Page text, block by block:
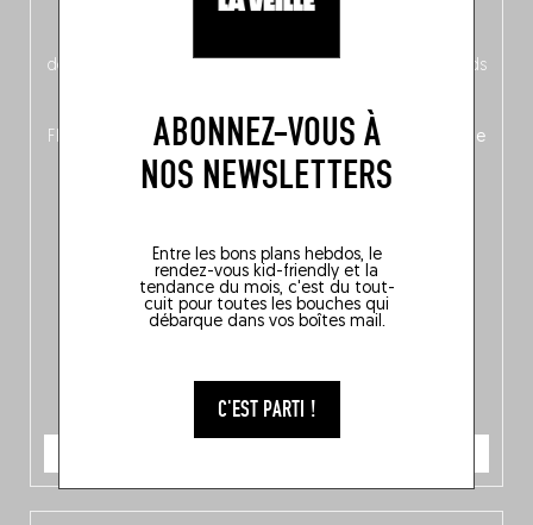
ABONNEZ-VOUS À
NOS NEWSLETTERS
Entre les bons plans hebdos, le
rendez-vous kid-friendly et la
tendance du mois, c'est du tout-
cuit pour toutes les bouches qui
débarque dans vos boîtes mail.
C'EST PARTI !
découvrez
qui met les pieds
langue, mais aussi150 adresses flambant neuves
Flandre, à Bruxelles et en Wallonie, ainsi qu’un palmarès de
10 spots au sommet de la belgitude.